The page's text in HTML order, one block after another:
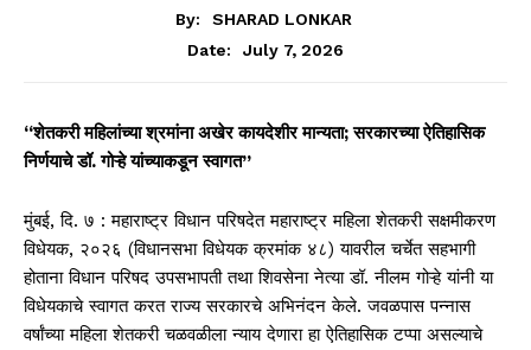
By:
SHARAD LONKAR
Date:
July 7, 2026
“शेतकरी महिलांच्या श्रमांना अखेर कायदेशीर मान्यता; सरकारच्या ऐतिहासिक
निर्णयाचे डॉ. गोऱ्हे यांच्याकडून स्वागत”
मुंबई, दि. ७ : महाराष्ट्र विधान परिषदेत महाराष्ट्र महिला शेतकरी सक्षमीकरण
विधेयक, २०२६ (विधानसभा विधेयक क्रमांक ४८) यावरील चर्चेत सहभागी
होताना विधान परिषद उपसभापती तथा शिवसेना नेत्या डॉ. नीलम गोऱ्हे यांनी या
विधेयकाचे स्वागत करत राज्य सरकारचे अभिनंदन केले. जवळपास पन्नास
वर्षांच्या महिला शेतकरी चळवळीला न्याय देणारा हा ऐतिहासिक टप्पा असल्याचे